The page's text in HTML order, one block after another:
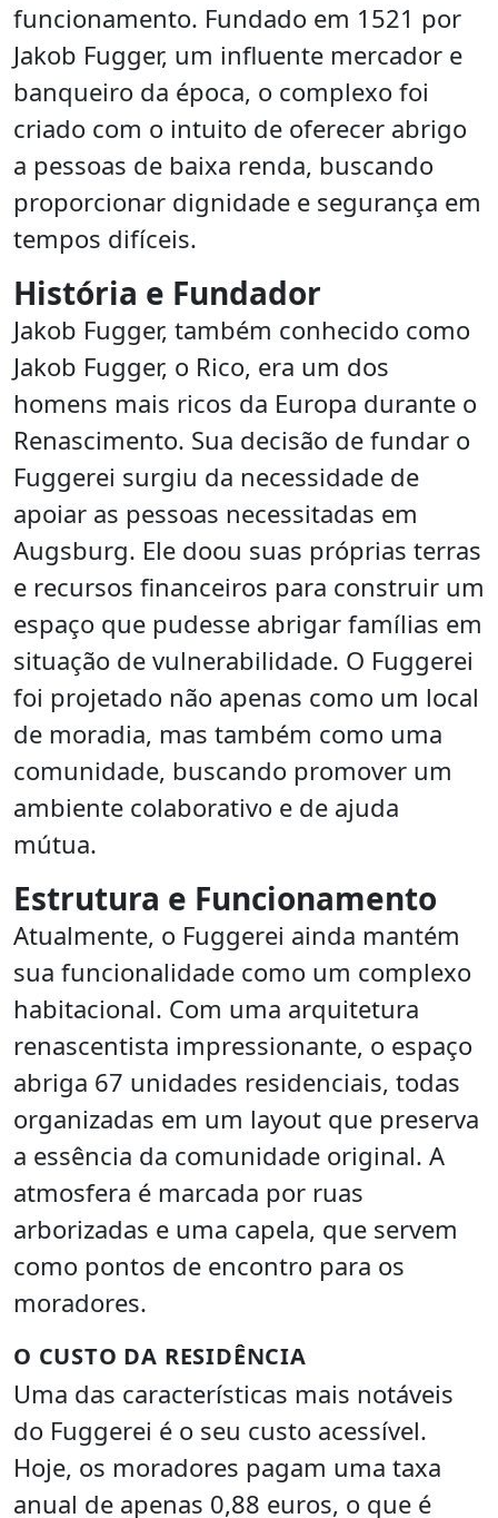
funcionamento. Fundado em 1521 por
Jakob Fugger, um influente mercador e
banqueiro da época, o complexo foi
criado com o intuito de oferecer abrigo
a pessoas de baixa renda, buscando
proporcionar dignidade e segurança em
tempos difíceis.
História e Fundador
Jakob Fugger, também conhecido como
Jakob Fugger, o Rico, era um dos
homens mais ricos da Europa durante o
Renascimento. Sua decisão de fundar o
Fuggerei surgiu da necessidade de
apoiar as pessoas necessitadas em
Augsburg. Ele doou suas próprias terras
e recursos financeiros para construir um
espaço que pudesse abrigar famílias em
situação de vulnerabilidade. O Fuggerei
foi projetado não apenas como um local
de moradia, mas também como uma
comunidade, buscando promover um
ambiente colaborativo e de ajuda
mútua.
Estrutura e Funcionamento
Atualmente, o Fuggerei ainda mantém
sua funcionalidade como um complexo
habitacional. Com uma arquitetura
renascentista impressionante, o espaço
abriga 67 unidades residenciais, todas
organizadas em um layout que preserva
a essência da comunidade original. A
atmosfera é marcada por ruas
arborizadas e uma capela, que servem
como pontos de encontro para os
moradores.
O CUSTO DA RESIDÊNCIA
Uma das características mais notáveis
do Fuggerei é o seu custo acessível.
Hoje, os moradores pagam uma taxa
anual de apenas 0,88 euros, o que é